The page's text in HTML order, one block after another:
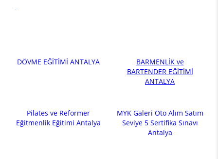
-
DÖVME EĞİTİMİ ANTALYA
BARMENLİK ve
BARTENDER EĞİTİMİ
ANTALYA
Pilates ve Reformer
Eğitmenlik Eğitimi Antalya
MYK Galeri Oto Alım Satım
Seviye 5 Sertifika Sınavı
Antalya